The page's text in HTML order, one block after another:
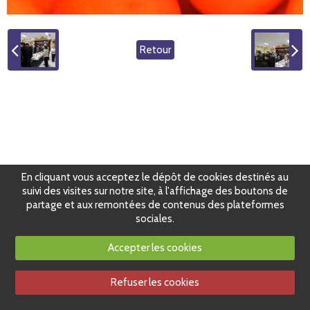
Retour
En cliquant vous acceptez le dépôt de cookies destinés au
suivi des visites sur notre site, à l'affichage des boutons de
partage et aux remontées de contenus des plateformes
sociales.
Accepter les cookies
Refuser les cookies